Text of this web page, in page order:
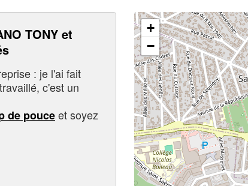
TONY et
: je l'ai fait
c'est un
de pouceet soyez
+
−